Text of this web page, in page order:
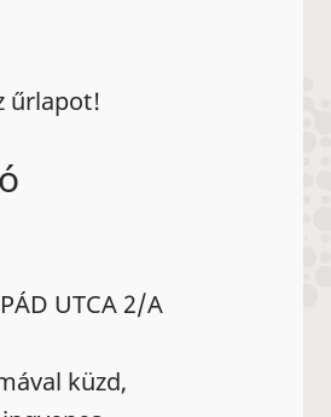
űrlapot!
UTCA 2/A
küzd,